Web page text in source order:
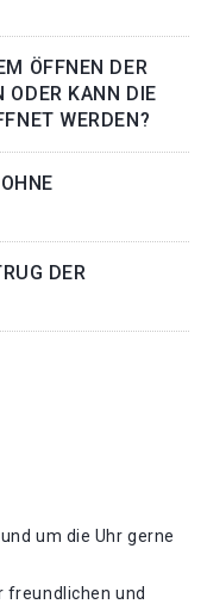
ÖFFNEN DER
ODER KANN DIE
WERDEN?
DER
um die Uhr gerne
freundlichen und